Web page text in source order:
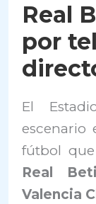
Real
por
El
escenario
fútbol
Real
Valencia